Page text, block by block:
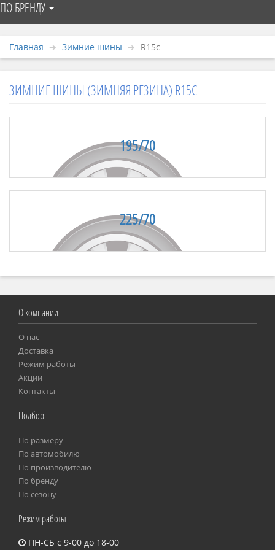
ПО БРЕНДУ
Главная Зимние шины R15c
ЗИМНИЕ ШИНЫ (ЗИМНЯЯ РЕЗИНА) R15C
195/70
225/70
О компании
О нас
Доставка
Режим работы
Акции
Контакты
Подбор
По размеру
Пo автомобилю
По производителю
По бренду
По сезону
Режим работы
ПН-СБ с 9-00 до 18-00